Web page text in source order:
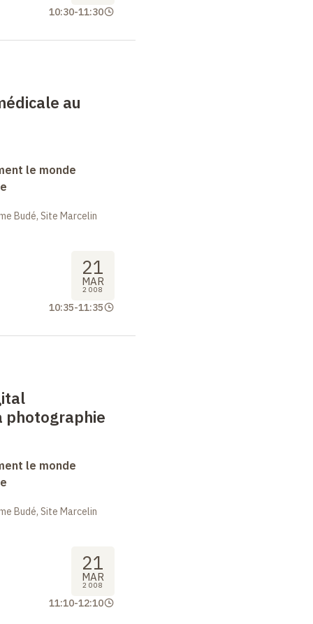
10:30-11:30
au
le monde
Budé, Site Marcelin
21
MAR
2008
10:35-11:35
photographie
le monde
Budé, Site Marcelin
21
MAR
2008
11:10-12:10